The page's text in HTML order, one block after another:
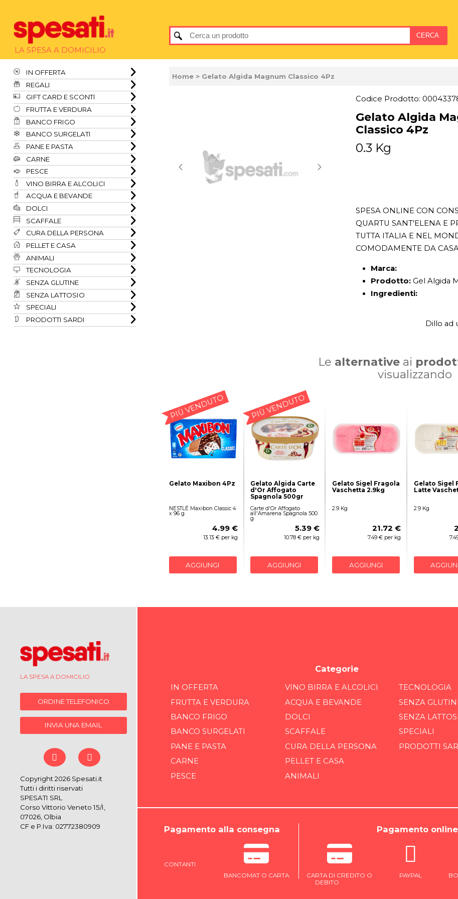
LA SPESA A DOMICILIO
IN OFFERTA
REGALI
GIFT CARD E SCONTI
FRUTTA E VERDURA
BANCO FRIGO
BANCO SURGELATI
PANE E PASTA
CARNE
PESCE
VINO BIRRA E ALCOLICI
ACQUA E BEVANDE
DOLCI
SCAFFALE
CURA DELLA PERSONA
PELLET E CASA
ANIMALI
TECNOLOGIA
SENZA GLUTINE
SENZA LATTOSIO
SPECIALI
PRODOTTI SARDI
Home > Gelato Algida Magnum Classico 4Pz
Codice Prodotto:
Gelato Algida
Classico 4Pz
0.3 Kg
SPESA ONLINE CON
QUARTU SANT'ELENA E
TUTTA ITALIA E NEL
COMODAMENTE DA
Marca:
Prodotto:Gel Algida
Ingredienti:
Dillo ad
Le alternativeai
visualizzando
PIÙ VENDUTO
Gelato Maxibon 4Pz
NESTLÉ Maxibon Classic 4
x 96 g
4.99 €
13.13 € per kg
AGGIUNGI
PIÙ VENDUTO
Gelato Algida Carte
d'Or Affogato
Spagnola 500gr
Carte d'Or Affogato
all'Amarena Spagnola 500
g
5.39 €
10.78 € per kg
AGGIUNGI
Gelato Sigel Fragola
Vaschetta 2.9kg
2.9 Kg
21.72 €
7.49 € per kg
AGGIUNGI
Gelato Sigel
Latte
2.9 Kg
LA SPESA A DOMICILIO
ORDINE TELEFONICO
INVIA UNA EMAIL
Copyright 2026 Spesati.it
Tutti i diritti riservati
SPESATI SRL
Corso Vittorio Veneto 15/I,
07026, Olbia
CF e P.Iva: 02772380909
Categorie
IN OFFERTA
FRUTTA E VERDURA
BANCO FRIGO
BANCO SURGELATI
PANE E PASTA
CARNE
PESCE
VINO BIRRA E ALCOLICI
ACQUA E BEVANDE
DOLCI
SCAFFALE
CURA DELLA PERSONA
PELLET E CASA
ANIMALI
TECNOLOGIA
SENZA
SENZA
SPECIALI
PRODOTTI
Pagamento alla consegna
CONTANTI
BANCOMAT O CARTA
Pagamento online
CARTA DI CREDITO O
DEBITO
PAYPAL